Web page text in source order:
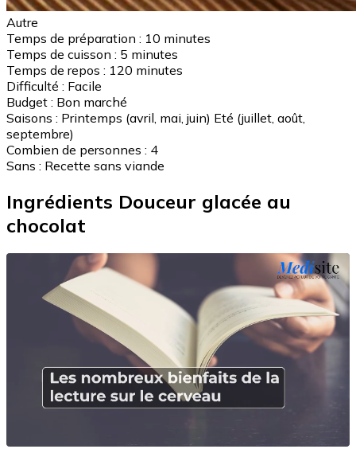
Autre
Temps de préparation : 10 minutes
Temps de cuisson : 5 minutes
Temps de repos : 120 minutes
Difficulté : Facile
Budget : Bon marché
Saisons : Printemps (avril, mai, juin) Eté (juillet, août,
septembre)
Combien de personnes : 4
Sans : Recette sans viande
Ingrédients Douceur glacée au
chocolat